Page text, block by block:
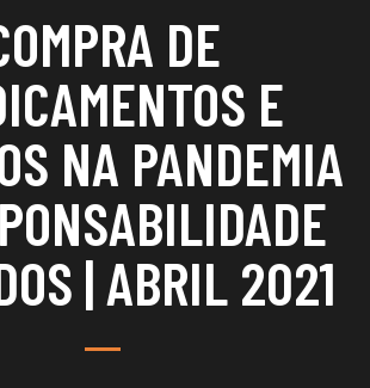
DE
E
NA PANDEMIA
| ABRIL 2021